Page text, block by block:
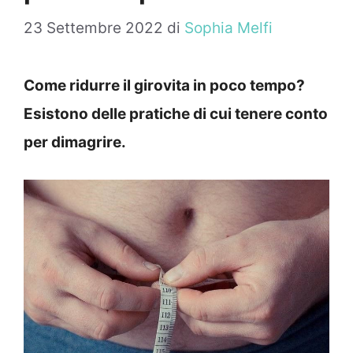
23 Settembre 2022 di Sophia Melfi
Come ridurre il girovita in poco tempo?
Esistono delle pratiche di cui tenere conto
per dimagrire.